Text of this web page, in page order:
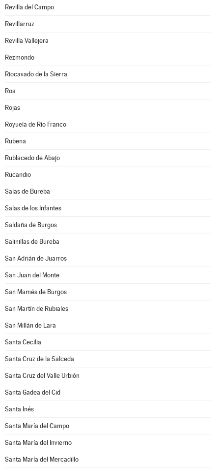
Revilla del Campo
Revillarruz
Revilla Vallejera
Rezmondo
Riocavado de la Sierra
Roa
Rojas
Royuela de Río Franco
Rubena
Rublacedo de Abajo
Rucandio
Salas de Bureba
Salas de los Infantes
Saldaña de Burgos
Salinillas de Bureba
San Adrián de Juarros
San Juan del Monte
San Mamés de Burgos
San Martín de Rubiales
San Millán de Lara
Santa Cecilia
Santa Cruz de la Salceda
Santa Cruz del Valle Urbión
Santa Gadea del Cid
Santa Inés
Santa María del Campo
Santa María del Invierno
Santa María del Mercadillo